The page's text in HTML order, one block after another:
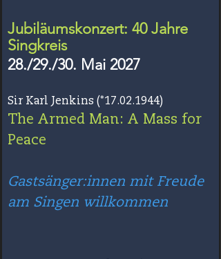
Jubiläumskonzert: 40 Jahre
Singkreis
28./29./30. Mai 2027
Sir Karl Jenkins (*17.02.1944)
The Armed Man: A Mass for
Peace
Gastsänger:innen mit Freude
am Singen willkommen